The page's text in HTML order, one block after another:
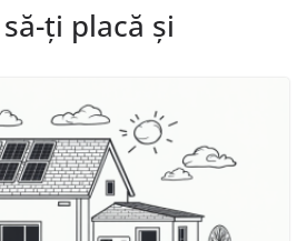
ți placă și